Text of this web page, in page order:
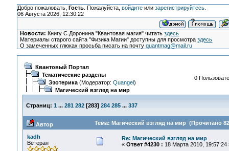
Добро пожаловать, Гость. Пожалуйста, войдитеили зарегистрируйтесь.
06 Августа 2026, 12:30:22
Новости: Книгу С.Доронина "Квантовая магия" читатьздесь
Материалы старого сайта "Физика Магии" доступны для просмотраздесь
О замеченных глюках просьба писать на почтуquantmag@mail.ru
Квантовый Портал
Тематические разделы
Эзотерика(Модератор: Quangel)
Магический взгляд на мир
0
Страниц: 1 ... 281 282[283] 284 285 ... 337
Автор Тема: Магический взгляд на мир (Прочитано
kadh
Ветеран
Re: Магический взгляд на мир
« Ответ #4230 : 18 Марта 2010, 19:57:24